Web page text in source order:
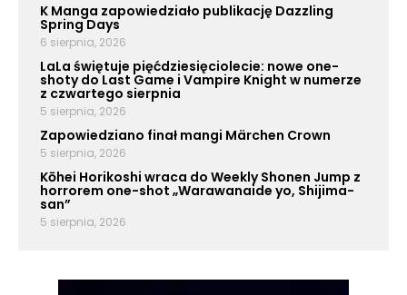
K Manga zapowiedziało publikację Dazzling
Spring Days
6 sierpnia, 2026
LaLa świętuje pięćdziesięciolecie: nowe one-
shoty do Last Game i Vampire Knight w numerze
z czwartego sierpnia
5 sierpnia, 2026
Zapowiedziano finał mangi Märchen Crown
5 sierpnia, 2026
Kōhei Horikoshi wraca do Weekly Shonen Jump z
horrorem one-shot „Warawanaide yo, Shijima-
san”
5 sierpnia, 2026